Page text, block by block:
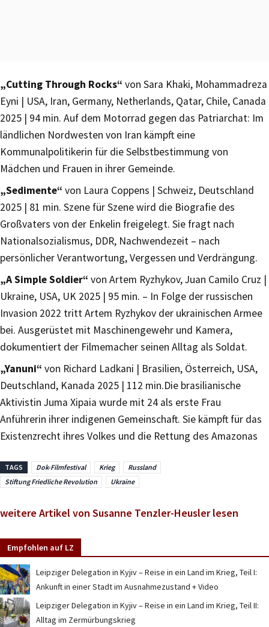
„Cutting Through Rocks“ von Sara Khaki, Mohammadreza
Eyni | USA, Iran, Germany, Netherlands, Qatar, Chile, Canada
2025 | 94 min. Auf dem Motorrad gegen das Patriarchat: Im
ländlichen Nordwesten von Iran kämpft eine
Kommunalpolitikerin für die Selbstbestimmung von
Mädchen und Frauen in ihrer Gemeinde.
„Sedimente“ von Laura Coppens | Schweiz, Deutschland
2025 | 81 min. Szene für Szene wird die Biografie des
Großvaters von der Enkelin freigelegt. Sie fragt nach
Nationalsozialismus, DDR, Nachwendezeit – nach
persönlicher Verantwortung, Vergessen und Verdrängung.
„A Simple Soldier“ von Artem Ryzhykov, Juan Camilo Cruz |
Ukraine, USA, UK 2025 | 95 min. – In Folge der russischen
Invasion 2022 tritt Artem Ryzhykov der ukrainischen Armee
bei. Ausgerüstet mit Maschinengewehr und Kamera,
dokumentiert der Filmemacher seinen Alltag als Soldat.
„Yanuni“ von Richard Ladkani | Brasilien, Österreich, USA,
Deutschland, Kanada 2025 | 112 min.Die brasilianische
Aktivistin Juma Xipaia wurde mit 24 als erste Frau
Anführerin ihrer indigenen Gemeinschaft. Sie kämpft für das
Existenzrecht ihres Volkes und die Rettung des Amazonas
TAGS Dok-Filmfestival Krieg
Russland
Stiftung Friedliche Revolution
Ukraine
weitere Artikel von Susanne Tenzler-Heusler lesen
Empfohlen auf LZ
Leipziger Delegation in Kyjiv – Reise in ein Land im Krieg, Teil I:
Ankunft in einer Stadt im Ausnahmezustand + Video
Leipziger Delegation in Kyjiv – Reise in ein Land im Krieg, Teil II:
Alltag im Zermürbungskrieg